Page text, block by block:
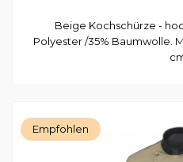
Beige Kochschürze -
Polyester /35% Baumwolle.
Empfohlen